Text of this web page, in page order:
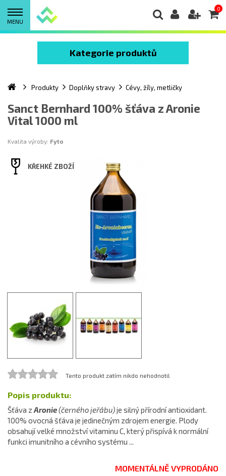
MENU
0
Kategorie produktů
Produkty Doplňky stravy Cévy, žíly, metličky
Sanct Bernhard 100% šťáva z Aronie
Vital 1000 ml
Kvalita výroby: Fyto
KŘEHKÉ ZBOŽÍ
Tento produkt zatím nikdo nehodnotil
Popis produktu:
Šťáva z Aronie(černého jeřábu)je silný přírodní antioxidant.
100% ovocná šťáva je jedinečným zdrojem energie. Plody
obsahují velké množství vitaminu C, který přispívá k normální
funkci imunitního a cévního systému ...
MOMENTÁLNĚ VYPRODÁNO